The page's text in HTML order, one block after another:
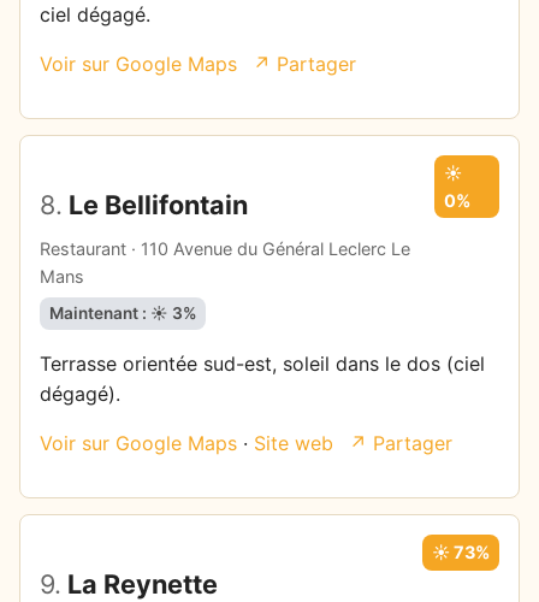
ciel dégagé.
Voir sur Google Maps ↗ Partager
8. Le Bellifontain
Restaurant · 110 Avenue du Général Leclerc Le
Mans
☀️
0%
Maintenant : ☀️ 3%
Terrasse orientée sud-est, soleil dans le dos (ciel
dégagé).
Voir sur Google Maps · Site web ↗ Partager
9. La Reynette
☀️ 73%